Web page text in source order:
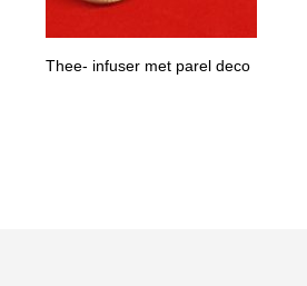
Thee- infuser met parel deco